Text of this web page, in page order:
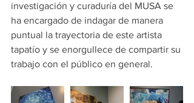
investigación y curaduría del MUSA se
ha encargado de indagar de manera
puntual la trayectoria de este artista
tapatío y se enorgullece de compartir su
trabajo con el público en general.